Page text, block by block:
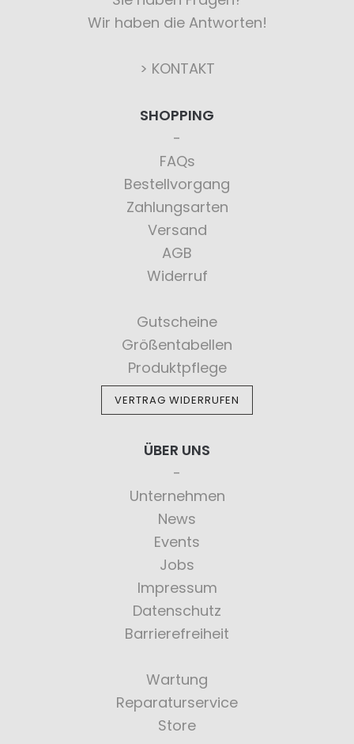
Wir haben die Antworten!
> KONTAKT
SHOPPING
FAQs
Bestellvorgang
Zahlungsarten
Versand
AGB
Widerruf
Gutscheine
Größentabellen
Produktpflege
VERTRAG WIDERRUFEN
ÜBER UNS
Unternehmen
News
Events
Jobs
Impressum
Datenschutz
Barrierefreiheit
Wartung
Reparaturservice
Store